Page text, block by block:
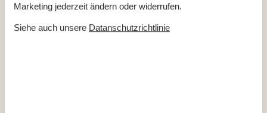
Südwestlich von Christiansfeld liegt eine herrliche
Grünanlage. Bekannt als Christinero wurde die Anlage einst
Marketing jederzeit ändern oder widerrufen.
Siehe auch unsere Datanschutzrichtlinie